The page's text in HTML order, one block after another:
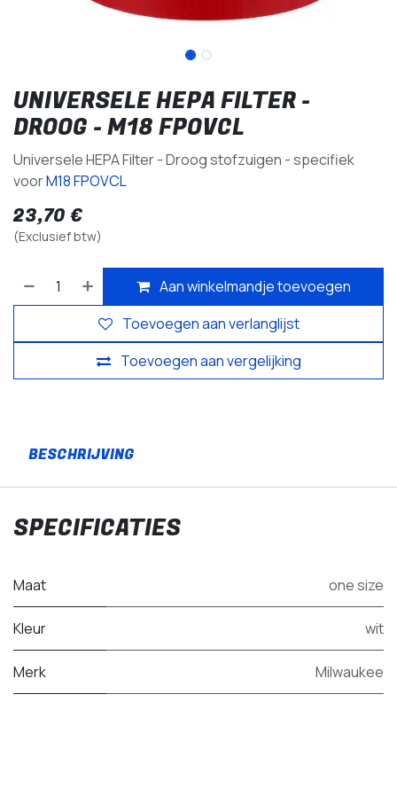
UNIVERSELE HEPA FILTER -
DROOG - M18 FPOVCL
Universele HEPA Filter - Droog stofzuigen - specifiek
voorM18 FPOVCL
23,70 €
(Exclusief btw)
Aan winkelmandje toevoegen
Toevoegen aan vergelijking
Toevoegen aan verlanglijst
SPECIFICATIES
Maat one size
Kleur wit
Merk Milwaukee